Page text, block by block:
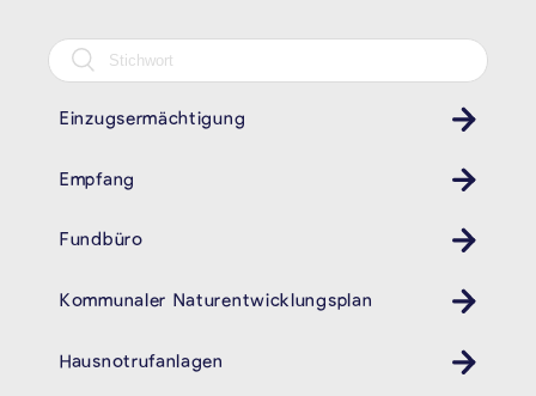
Einzugsermächtigung
Empfang
Fundbüro
Kommunaler Naturentwicklungsplan
Hausnotrufanlagen